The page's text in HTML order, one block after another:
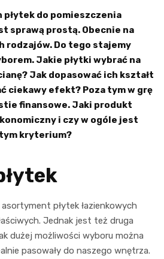
płytek do pomieszczenia
sprawą prostą. Obecnie na
rodzajów. Do tego stajemy
Jakie płytki wybrać na
Jak dopasować ich kształt
ciekawy efekt? Poza tym w grę
finansowe. Jaki produkt
i czy w ogóle jest
kryterium?
płytek łazienkowych
Jednak jest też druga
dużej możliwości wyboru można
pasowały do naszego wnętrza.